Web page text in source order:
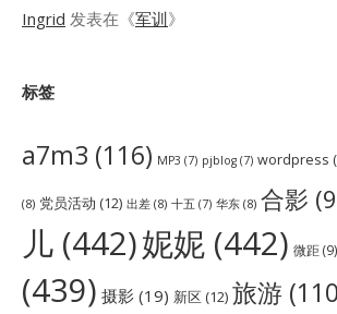
Ingrid 发表在《军训》
标签
a7m3 (116) MP3 (7) pjblog (7) wordpress
(8) 党员活动 (12) 出差 (8) 十五 (7) 华东 (8) 合影
儿 (442)妮妮 (442) 微距(9)
(439) 摄影 (19) 新区 (12) 旅游